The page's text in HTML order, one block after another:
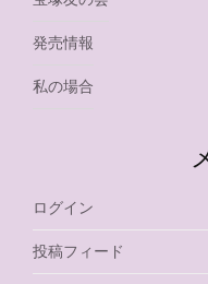
発売情報
私の場合
ログイン
投稿フィード